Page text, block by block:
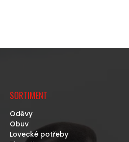
SORTIMENT
Oděvy
Obuv
Lovecké potřeby